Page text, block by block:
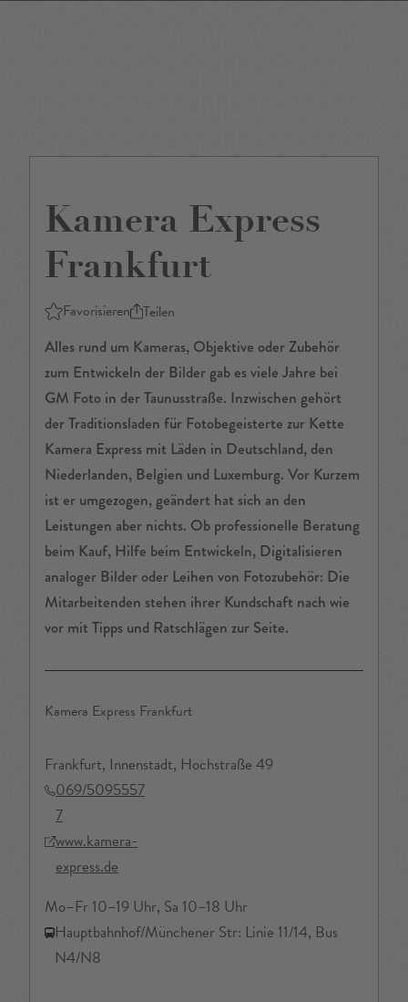
Kamera Express
Frankfurt
Favorisieren Teilen
Alles rund um Kameras, Objektive oder Zubehör
zum Entwickeln der Bilder gab es viele Jahre bei
GM Foto in der Taunusstraße. Inzwischen gehört
der Traditionsladen für Fotobegeisterte zur Kette
Kamera Express mit Läden in Deutschland, den
Niederlanden, Belgien und Luxemburg. Vor Kurzem
ist er umgezogen, geändert hat sich an den
Leistungen aber nichts. Ob professionelle Beratung
beim Kauf, Hilfe beim Entwickeln, Digitalisieren
analoger Bilder oder Leihen von Fotozubehör: Die
Mitarbeitenden stehen ihrer Kundschaft nach wie
vor mit Tipps und Ratschlägen zur Seite.
Kamera Express Frankfurt
Frankfurt, Innenstadt, Hochstraße 49
069/5095557
7
www.kamera-
express.de
Mo–Fr 10–19 Uhr, Sa 10–18 Uhr
Hauptbahnhof/Münchener Str: Linie 11/14, Bus
N4/N8